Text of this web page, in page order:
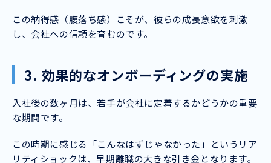
この納得感（腹落ち感）こそが、彼らの成長意欲を刺激
し、会社への信頼を育むのです。
3. 効果的なオンボーディングの実施
入社後の数ヶ月は、若手が会社に定着するかどうかの重要
な期間です。
この時期に感じる「こんなはずじゃなかった」というリア
リティショックは、早期離職の大きな引き金となります。